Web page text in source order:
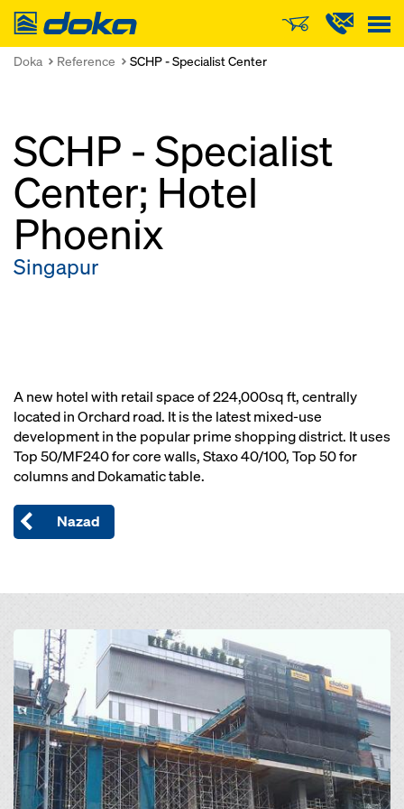
Doka
Doka Reference SCHP - Specialist Center
SCHP - Specialist
Center; Hotel
Phoenix
Singapur
A new hotel with retail space of 224,000sq ft, centrally
located in Orchard road. It is the latest mixed-use
development in the popular prime shopping district. It uses
Top 50/MF240 for core walls, Staxo 40/100, Top 50 for
columns and Dokamatic table.
Nazad